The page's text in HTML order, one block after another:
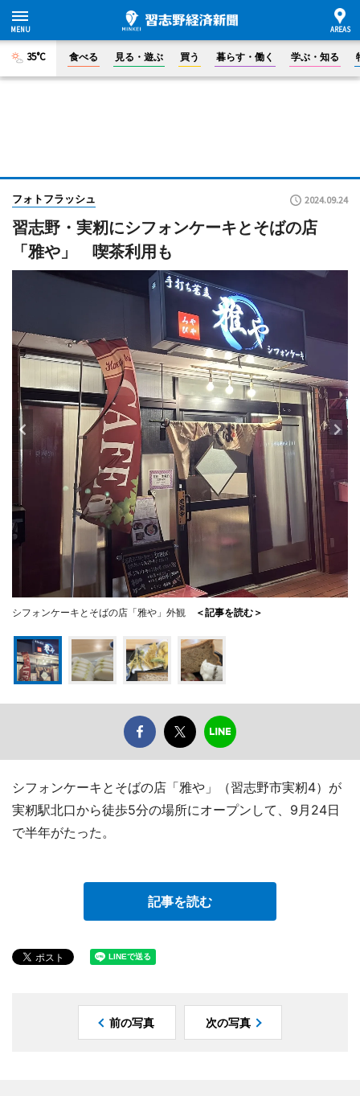
35°C 食べる 見る・遊ぶ 買う 暮らす・働く 学ぶ・知る
フォトフラッシュ 2024.09.24
習志野・実籾にシフォンケーキとそばの店
「雅や」 喫茶利用も
シフォンケーキとそばの店「雅や」外観 ＜記事を読む＞
シフォンケーキとそばの店「雅や」（習志野市実籾4）が
実籾駅北口から徒歩5分の場所にオープンして、9月24日
で半年がたった。
記事を読む
前の写真 次の写真